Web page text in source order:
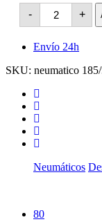
-
TRACMAX
Privilo
A/S
Trac
-80H
+
Envío 24h
SKU: neumatico
Neumáticos
80